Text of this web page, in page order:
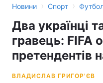
Новини › Спорт ›
Два українці
гравець: FIFA
претендентів
ВЛАДИСЛАВ ГРИГОР'ЄВ